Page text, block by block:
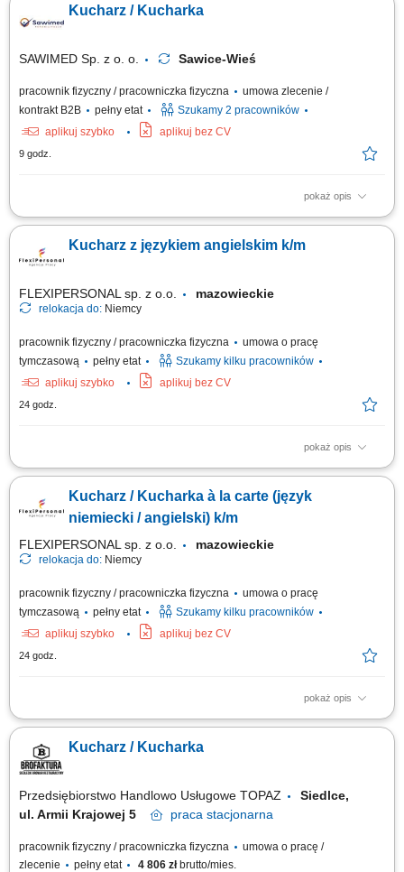
w ścisłej zgodzie z ustalonymi recepturami. Monitorowanie i dbanie o
najwyższą jakość, smak oraz estetykę serwowanych posiłków.
Kucharz / Kucharka
SAWIMED Sp. z o. o. Sawice-Wieś
pracownik fizyczny / pracowniczka fizyczna
umowa zlecenie /
kontrakt B2B
pełny etat
Szukamy 2 pracowników
aplikuj szybko
aplikuj bez CV
9 godz.
pokaż opis
Zadania: Gotowanie smacznych i estetycznych dań według
(HACCP) Współpraca z resztą ekipy kuchennej;
Kucharz z językiem angielskim k/m
FLEXIPERSONAL sp. z o.o. mazowieckie
relokacja do: Niemcy
pracownik fizyczny / pracowniczka fizyczna
umowa o pracę
tymczasową
pełny etat
Szukamy kilku pracowników
aplikuj szybko
aplikuj bez CV
24 godz.
pokaż opis
Opis stanowiska: Przygotowywanie dań à la carte; Dbanie o smak, jakość
organizacja pracy; Utrzymanie porządku i standardów higieny; Czego
oczekujemy: Doświadczenia jako kucharz; Znajomości pracy w kuchni
Kucharz / Kucharka à la carte (język
niemiecki / angielski) k/m
FLEXIPERSONAL sp. z o.o. mazowieckie
relokacja do: Niemcy
pracownik fizyczny / pracowniczka fizyczna
umowa o pracę
tymczasową
pełny etat
Szukamy kilku pracowników
aplikuj szybko
aplikuj bez CV
24 godz.
pokaż opis
Opis stanowiska Samodzielne prowadzenie powierzonej sekcji
Monitorowanie standardów jakościowych oraz dbałość o powtarzalność
doskonałego smaku potraw. Koordynowanie codziennych procesów na
Kucharz / Kucharka
Przedsiębiorstwo Handlowo Usługowe TOPAZ
Siedlce,
ul. Armii Krajowej 5
praca stacjonarna
pracownik fizyczny / pracowniczka fizyczna
umowa o pracę /
zlecenie
pełny etat 4 806 złbrutto/mies.